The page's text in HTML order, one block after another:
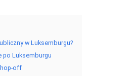
w Luksemburgu?
po Luksemburgu
off